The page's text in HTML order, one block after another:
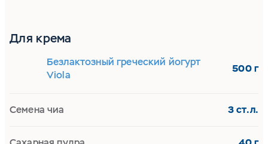
Для крема
Безлактозный греческий йогурт
Viola
500 г
Семена чиа 3 ст.л.